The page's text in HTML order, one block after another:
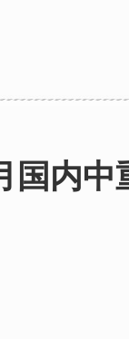
国内